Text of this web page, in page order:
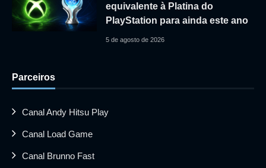
equivalente à Platina do
PlayStation para ainda este ano
5 de agosto de 2026
Parceiros
Canal Andy Hitsu Play
Canal Load Game
Canal Brunno Fast